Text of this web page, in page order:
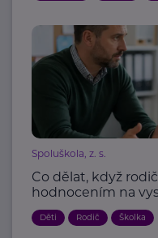
Spoluškola, z. s.
Co dělat, když
hodnocením na
Děti Rodič Školka